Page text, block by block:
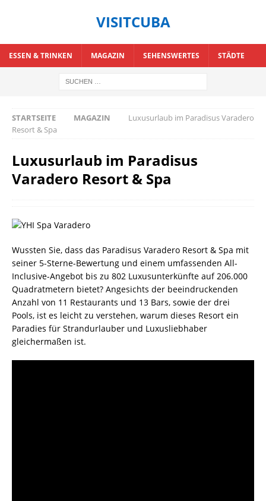
VISITCUBA
ESSEN & TRINKEN MAGAZIN SEHENSWERTES STÄDTE
STARTSEITE MAGAZIN
Luxusurlaub im Paradisus Varadero
Resort & Spa
Luxusurlaub im Paradisus
Varadero Resort & Spa
Wussten Sie, dass das Paradisus Varadero Resort & Spa mit
seiner 5-Sterne-Bewertung und einem umfassenden All-
Inclusive-Angebot bis zu 802 Luxusunterkünfte auf 206.000
Quadratmetern bietet? Angesichts der beeindruckenden
Anzahl von 11 Restaurants und 13 Bars, sowie der drei
Pools, ist es leicht zu verstehen, warum dieses Resort ein
Paradies für Strandurlauber und Luxusliebhaber
gleichermaßen ist.